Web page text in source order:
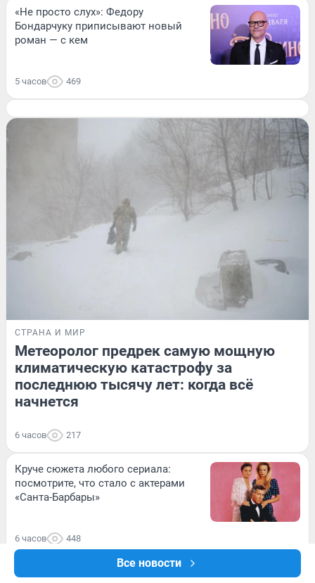
Все новости
«Не просто слух»: Федору
Бондарчуку приписывают новый
роман — с кем
5 часов 469
СТРАНА И МИР
Метеоролог предрек самую мощную
климатическую катастрофу за
последнюю тысячу лет: когда всё
начнется
6 часов 217
Круче сюжета любого сериала:
посмотрите, что стало с актерами
«Санта-Барбары»
6 часов 448
На Урале объявили ракетную